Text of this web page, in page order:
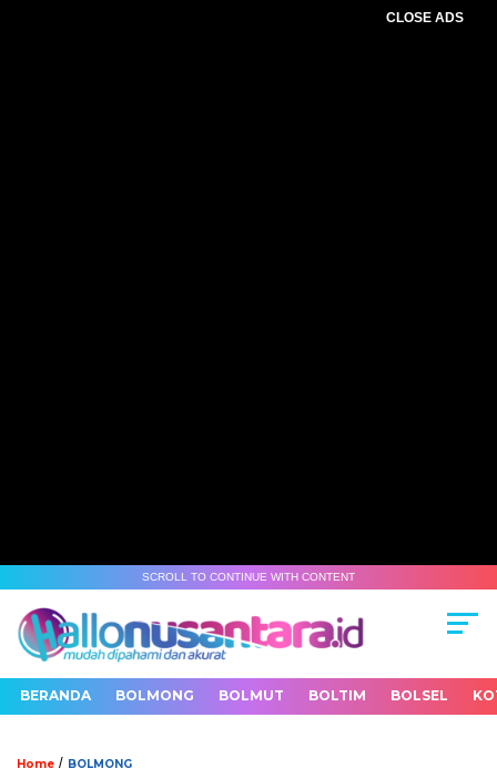
CLOSE ADS
SCROLL TO CONTINUE WITH CONTENT
BERANDA BOLMONG BOLMUT BOLTIM BOLSEL
Home / BOLMONG